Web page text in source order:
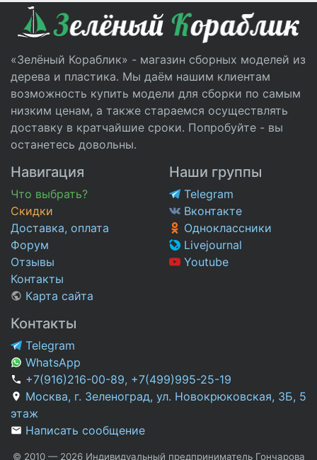
«Зелёный Кораблик» - магазин сборных моделей из
дерева и пластика. Мы даём нашим клиентам
возможность купить модели для сборки по самым
низким ценам, а также стараемся осуществлять
доставку в кратчайшие сроки. Попробуйте - вы
останетесь довольны.
Навигация
Что выбрать?
Скидки
Доставка, оплата
Форум
Отзывы
Контакты
Карта сайта
Наши группы
Telegram
Вконтакте
Одноклассники
Livejournal
Youtube
Контакты
Telegram
WhatsApp
+7(916)216-00-89, +7(499)995-25-19
Москва, г. Зеленоград, ул. Новокрюковская, 3Б, 5
этаж
Написать сообщение
© 2010 — 2026 Индивидуальный предприниматель Гончарова